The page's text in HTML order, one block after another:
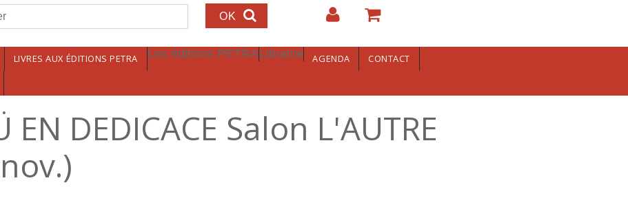
LIVRES AUX ÉDITIONS PETRA Les éditions PETRALibrairie AGENDA
CONTACT
EN DEDICACE Salon L'AUTRE